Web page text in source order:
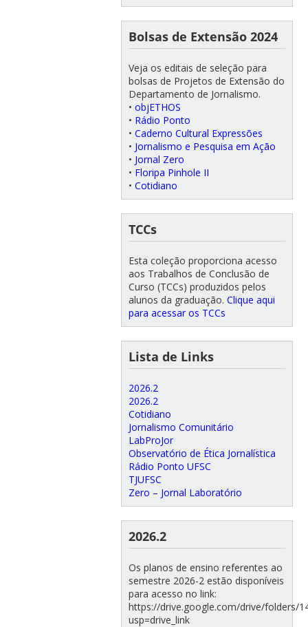
Bolsas de Extensão 2024
Veja os editais de seleção para
bolsas de Projetos de Extensão do
Departamento de Jornalismo.
• objETHOS
• Rádio Ponto
• Caderno Cultural Expressões
• Jornalismo e Pesquisa em Ação
• Jornal Zero
• Floripa Pinhole II
• Cotidiano
TCCs
Esta coleção proporciona acesso
aos Trabalhos de Conclusão de
Curso (TCCs) produzidos pelos
alunos da graduação. Clique aqui
para acessar os TCCs
Lista de Links
2026.2
2026.2
Cotidiano
Jornalismo Comunitário
LabProJor
Observatório de Ética Jornalística
Rádio Ponto UFSC
TJUFSC
Zero – Jornal Laboratório
2026.2
Os planos de ensino referentes ao
semestre 2026-2 estão disponíveis
para acesso no link:
https://drive.google.com/drive/folders/
usp=drive_link